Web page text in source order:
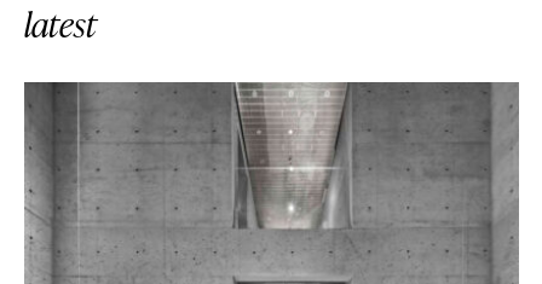
latest